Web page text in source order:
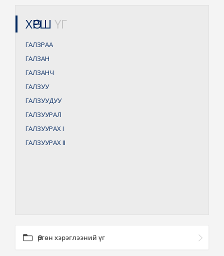
ХӨРШ ҮГ
ГАЛЗРАА
ГАЛЗАН
ГАЛЗАНЧ
ГАЛЗУУ
ГАЛЗУУДУУ
ГАЛЗУУРАЛ
ГАЛЗУУРАХI
ГАЛЗУУРАХII
Өргөн хэрэглээний үг